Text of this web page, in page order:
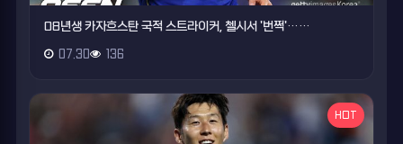
08년생 카자흐스탄 국적 스트라이커, 첼시서 '번쩍'……
07.30 136
HOT